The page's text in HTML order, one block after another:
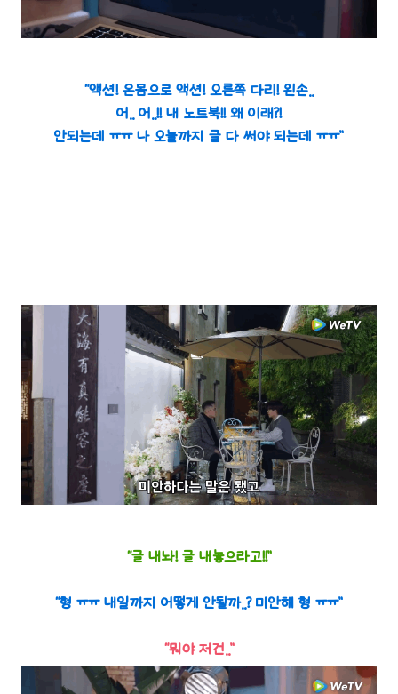
“액션! 온몸으로 액션! 오른쪽 다리! 왼손..
어.. 어..!! 내 노트북!! 왜 이래?!
안되는데 ㅠㅠ 나 오늘까지 글 다 써야 되는데 ㅠㅠ”
“글 내놔! 글 내놓으라고!!”
“형 ㅠㅠ 내일까지 어떻게 안될까..? 미안해 형 ㅠㅠ”
“뭐야 저건..”